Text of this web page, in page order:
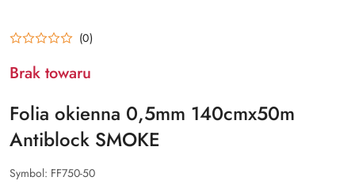
(0)
Brak towaru
Folia okienna 0,5mm 140cmx50m
Antiblock SMOKE
Symbol: FF750-50